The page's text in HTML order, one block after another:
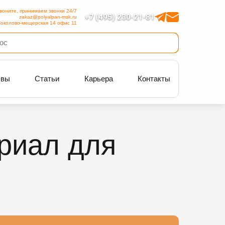
+7 (495) 230-21-81
принимаем звонки 24/7
zakaz@polyalpan-msk.ru
мещерская 14 офис 11
Статьи Карьера Контакты
для